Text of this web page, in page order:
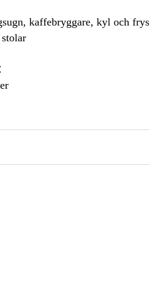
kaffebryggare, kyl och frys